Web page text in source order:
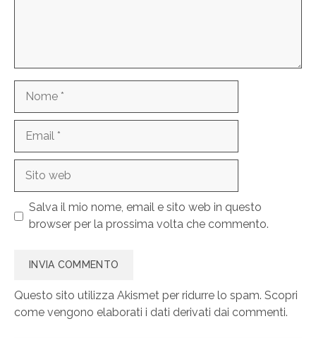
web
Salva il mio nome, email e sito web in questo
browser per la prossima volta che commento.
Questo sito utilizza Akismet per ridurre lo spam. Scopri
come vengono elaborati i dati derivati dai commenti.